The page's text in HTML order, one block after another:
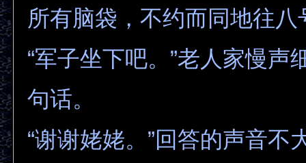
所有脑袋，不约而同地往八
“军子坐下吧。”老人家慢声
句话。
“谢谢姥姥。”回答的声音不